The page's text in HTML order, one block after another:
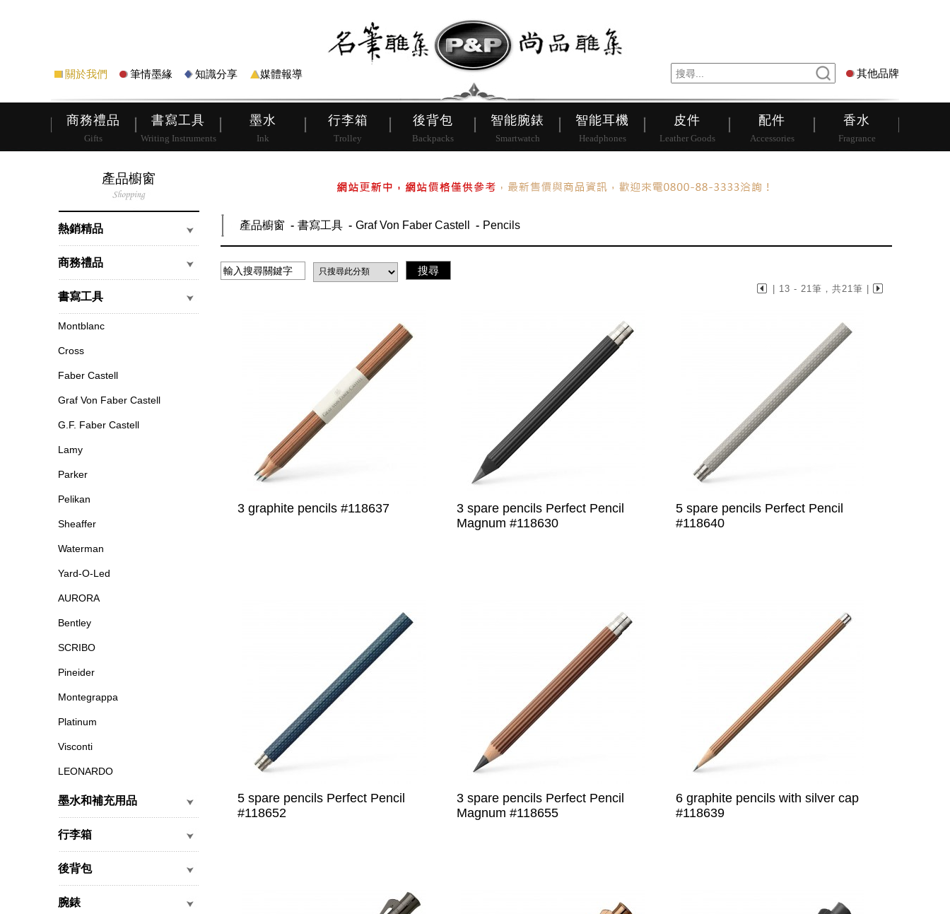
關於我們 筆情墨緣 知識分享 媒體報導 其他品牌
商務禮品
Gifts
書寫工具
Writing Instruments
墨水
Ink
行李箱
Trolley
後背包
Backpacks
智能腕錶
Smartwatch
智能耳機
Headphones
皮件
Leather Goods
配件
Accessories
香水
Fragrance
皮帶 行李箱 後背包
產品櫥窗
熱銷精品
商務禮品
書寫工具
Montblanc
Cross
Faber Castell
Graf Von Faber Castell
G.F. Faber Castell
Lamy
Parker
Pelikan
Sheaffer
Waterman
Yard-O-Led
AURORA
Bentley
SCRIBO
Pineider
Montegrappa
Platinum
Visconti
LEONARDO
墨水和補充用品
行李箱
後背包
腕錶
產品櫥窗 書寫工具 Graf Von Faber Castell Pencils
| 13 - 21筆，共21筆 |
3 graphite pencils #118637
3 spare pencils Perfect Pencil
Magnum #118630
5 spare pencils Perfect Pencil
#118640
5 spare pencils Perfect Pencil
#118652
3 spare pencils Perfect Pencil
Magnum #118655
6 graphite pencils with silver cap
#118639